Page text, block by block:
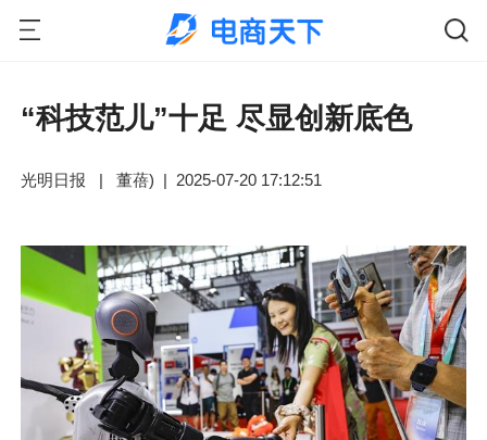
“科技范儿”十足 尽显创新底色
光明日报 | 董蓓) | 2025-07-20 17:12:51